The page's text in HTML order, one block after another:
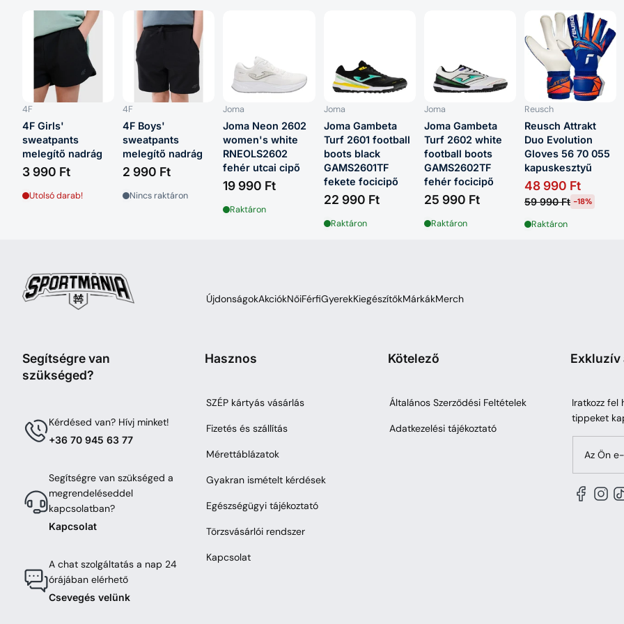
4F
4F Girls'
sweatpants
melegítő nadrág
3 990 Ft
Utolsó darab!
4F
4F Boys'
sweatpants
melegítő nadrág
2 990 Ft
Nincs raktáron
Joma
Joma Neon 2602
women's white
RNEOLS2602
fehér utcai cipő
19 990 Ft
Raktáron
Joma
Joma Gambeta
Turf 2601 football
boots black
GAMS2601TF
fekete focicipő
22 990 Ft
Raktáron
Joma
Joma Gambeta
Turf 2602 white
football boots
GAMS2602TF
fehér focicipő
25 990 Ft
Raktáron
Reusch
Reusch Attrakt
Duo Evolution
Gloves 56 70 055
kapuskesztyű
48 990 Ft
59 990 Ft -18%
Raktáron
ÚjdonságokAkciókNőiFérfiGyerekKiegészítőkMárkákMerch
Segítségre van
szükséged?
Kérdésed van? Hívj minket!
+36 70 945 63 77
Segítségre van szükséged a
megrendeléseddel
kapcsolatban?
Kapcsolat
A chat szolgáltatás a nap 24
órájában elérhető
Csevegés velünk
Hasznos
SZÉP kártyás vásárlás
Fizetés és szállítás
Mérettáblázatok
Gyakran ismételt kérdések
Egészségügyi tájékoztató
Törzsvásárlói rendszer
Kapcsolat
Kötelező
Általános Szerződési Feltételek
Adatkezelési tájékoztató
Exkluzív
Iratkozz fel
tippeket
Az Ön